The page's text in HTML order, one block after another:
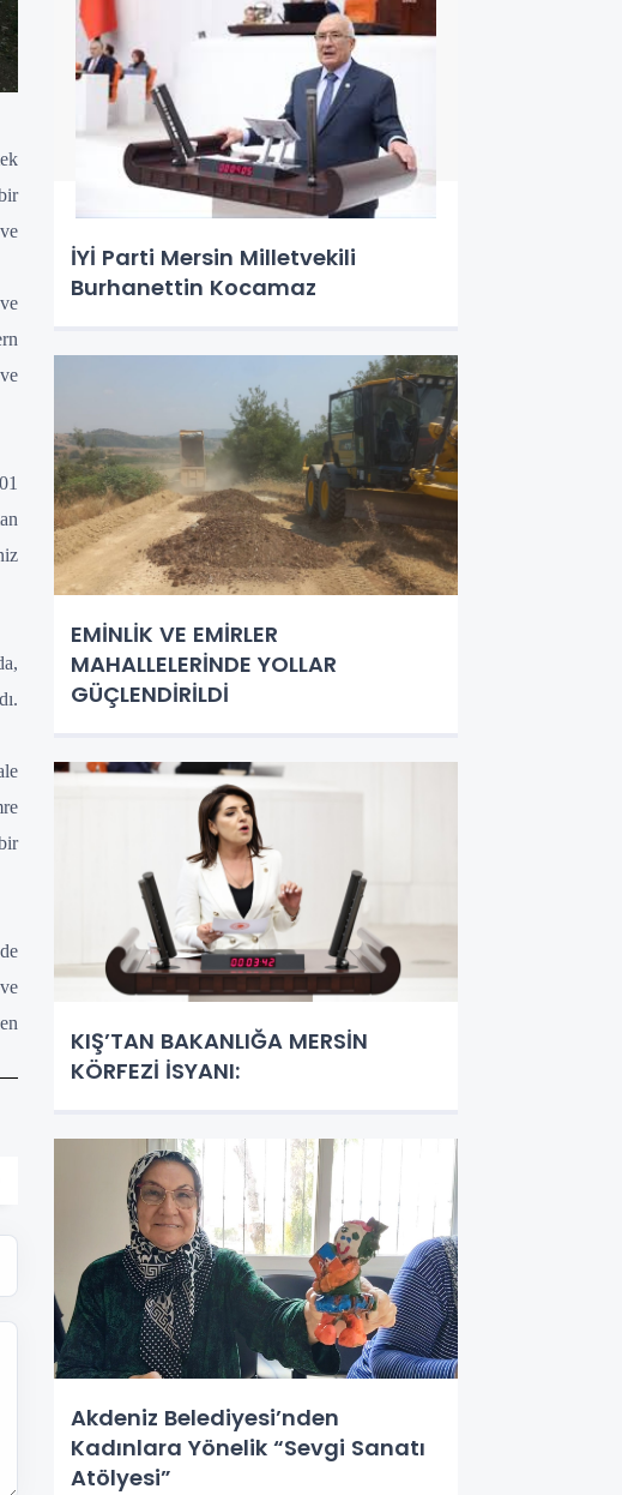
İYİ Parti Mersin Milletvekili
Burhanettin Kocamaz
EMİNLİK VE EMİRLER
MAHALLELERİNDE YOLLAR
GÜÇLENDİRİLDİ
KIŞ’TAN BAKANLIĞA MERSİN
KÖRFEZİ İSYANI:
Akdeniz Belediyesi’nden
Kadınlara Yönelik “Sevgi Sanatı
Atölyesi”